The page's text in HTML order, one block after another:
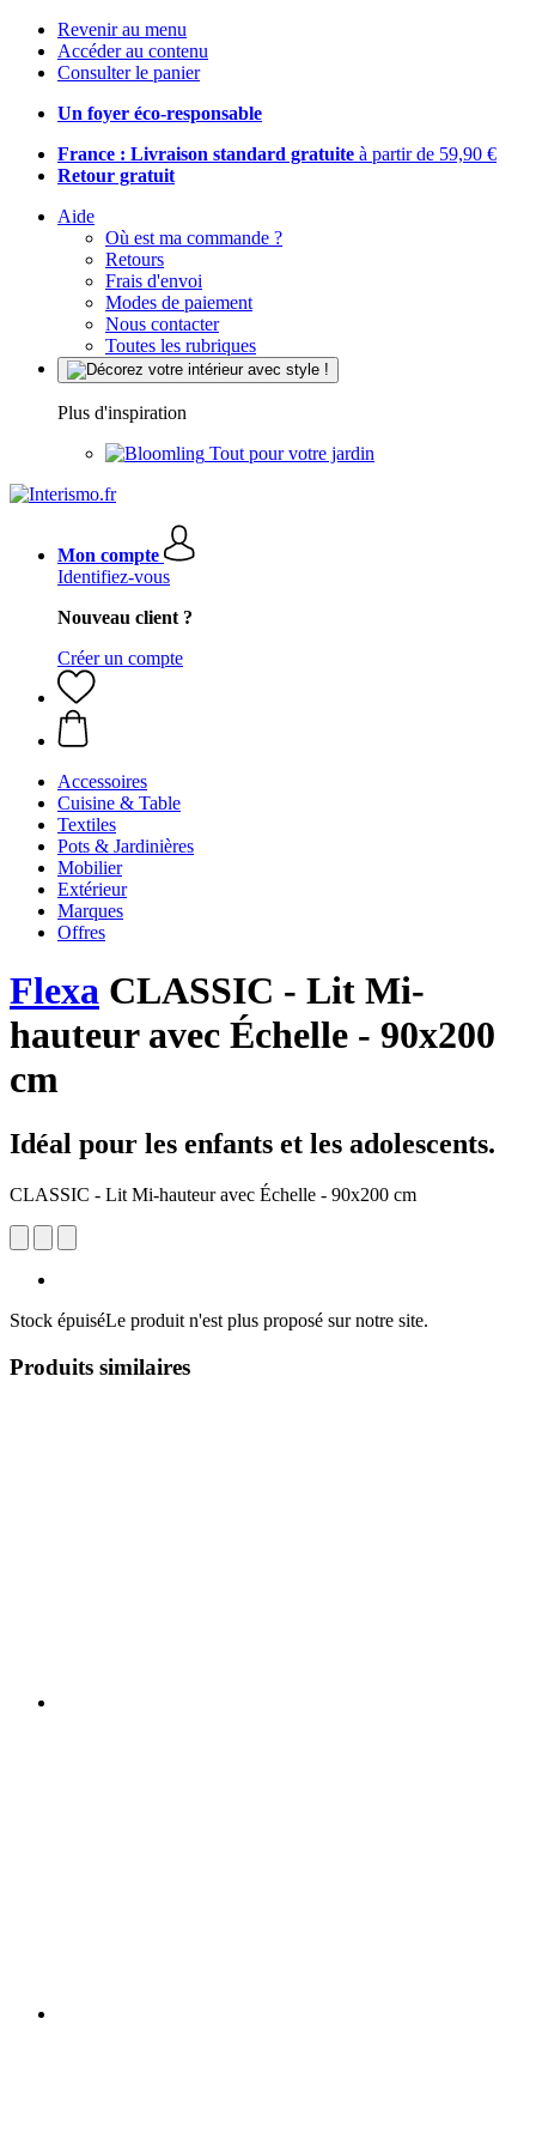
Revenir au menu
Accéder au contenu
Consulter le panier
Un foyer éco-responsable
France : Livraison standard gratuite à partir de 59,90 €
Retour gratuit
Aide
Où est ma commande ?
Retours
Frais d'envoi
Modes de paiement
Nous contacter
Toutes les rubriques
Plus d'inspiration
Tout pour votre jardin
Mon compte
Identifiez-vous
Nouveau client ?
Créer un compte
Accessoires
Cuisine & Table
Textiles
Pots & Jardinières
Mobilier
Extérieur
Marques
Offres
Flexa CLASSIC - Lit Mi-
hauteur avec Échelle - 90x200
cm
Idéal pour les enfants et les adolescents.
CLASSIC - Lit Mi-hauteur avec Échelle - 90x200 cm
Stock épuiséLe produit n'est plus proposé sur notre site.
Produits similaires